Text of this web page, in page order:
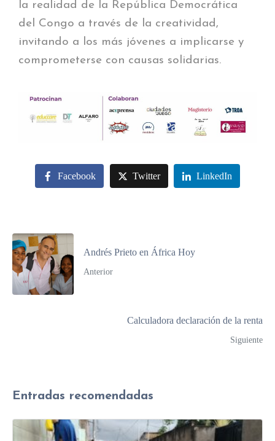
la realidad de la República Democrática
del Congo a través de la creatividad,
invitando a los más jóvenes a implicarse y
comprometerse con causas solidarias.
Facebook Twitter LinkedIn
Andrés Prieto en África Hoy
Anterior
Calculadora declaración de la renta
Siguiente
Entradas recomendadas